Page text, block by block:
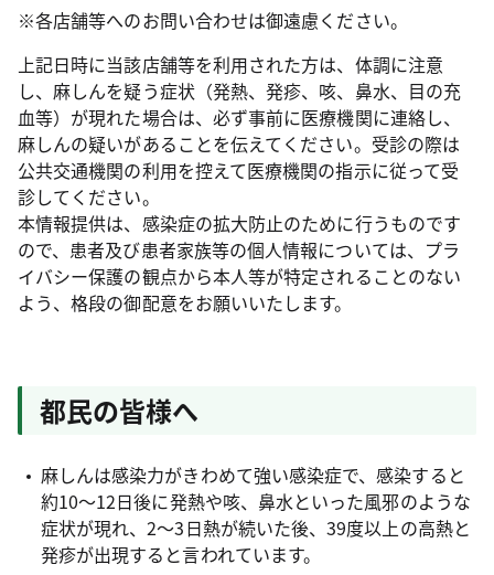
※各店舗等へのお問い合わせは御遠慮ください。
上記日時に当該店舗等を利用された方は、体調に注意
し、麻しんを疑う症状（発熱、発疹、咳、鼻水、目の充
血等）が現れた場合は、必ず事前に医療機関に連絡し、
麻しんの疑いがあることを伝えてください。受診の際は
公共交通機関の利用を控えて医療機関の指示に従って受
診してください。
本情報提供は、感染症の拡大防止のために行うものです
ので、患者及び患者家族等の個人情報については、プラ
イバシー保護の観点から本人等が特定されることのない
よう、格段の御配意をお願いいたします。
都民の皆様へ
麻しんは感染力がきわめて強い感染症で、感染すると
約10～12日後に発熱や咳、鼻水といった風邪のような
症状が現れ、2～3日熱が続いた後、39度以上の高熱と
発疹が出現すると言われています。